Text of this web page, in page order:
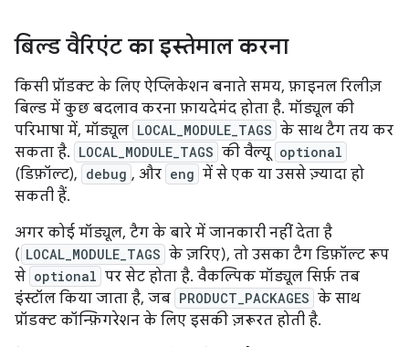
बिल्ड वैरिएंट का इस्तेमाल करना
किसी प्रॉडक्ट के लिए ऐप्लिकेशन बनाते समय, फ़ाइनल रिलीज़
बिल्ड में कुछ बदलाव करना फ़ायदेमंद होता है. मॉड्यूल की
परिभाषा में, मॉड्यूल LOCAL_MODULE_TAGS के साथ टैग तय कर
सकता है. LOCAL_MODULE_TAGS की वैल्यू optional
(डिफ़ॉल्ट), debug , और eng में से एक या उससे ज़्यादा हो
सकती हैं.
अगर कोई मॉड्यूल, टैग के बारे में जानकारी नहीं देता है
( LOCAL_MODULE_TAGS के ज़रिए), तो उसका टैग डिफ़ॉल्ट रूप
से optional पर सेट होता है. वैकल्पिक मॉड्यूल सिर्फ़ तब
इंस्टॉल किया जाता है, जब PRODUCT_PACKAGES के साथ
प्रॉडक्ट कॉन्फ़िगरेशन के लिए इसकी ज़रूरत होती है.